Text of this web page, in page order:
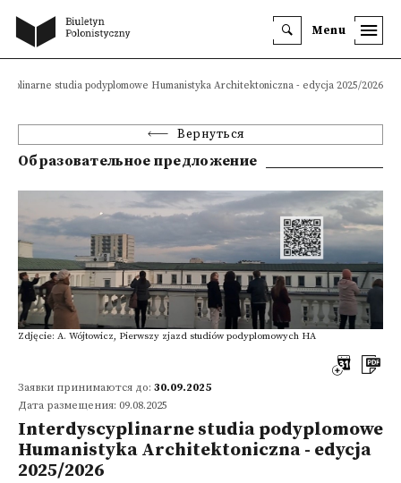
Menu
studia podyplomowe Humanistyka Architektoniczna - edycja 2025/2026
Вернуться
Образовательное предложение
Zdjęcie: A. Wójtowicz, Pierwszy zjazd studiów podyplomowych HA
Заявки принимаются до: 30.09.2025
Дата размещения: 09.08.2025
Interdyscyplinarne studia podyplomowe
Humanistyka Architektoniczna - edycja
2025/2026